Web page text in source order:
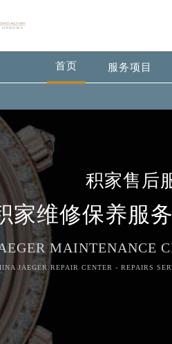
首页 服务项目
积家售后
家维修保养服务
MAINTENANCE
JAEGER REPAIR CENTER - REPAIRS